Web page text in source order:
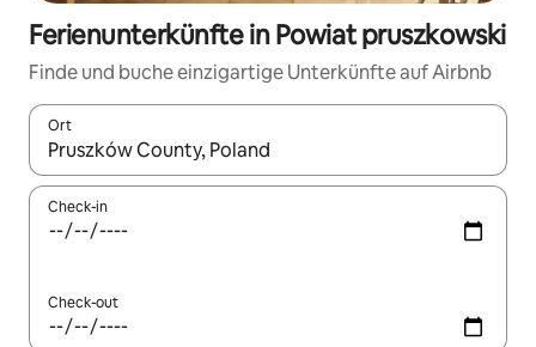
Ferienunterkünfte in Powiat pruszkowski
Finde und buche einzigartige Unterkünfte auf Airbnb
Ort
Wenn Ergebnisse verfügbar sind, navigiere mit den
Check-in
Check-out